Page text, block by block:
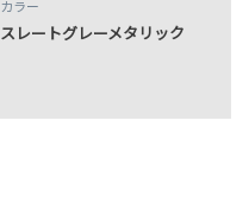
カラー
スレートグレーメタリック